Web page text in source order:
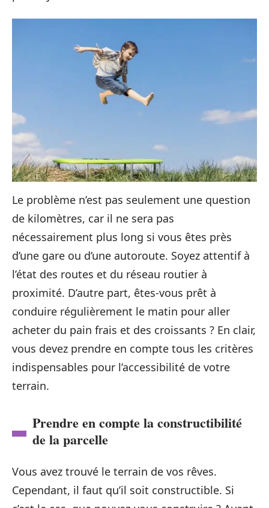
Le problème n’est pas seulement une question
de kilomètres, car il ne sera pas
nécessairement plus long si vous êtes près
d’une gare ou d’une autoroute. Soyez attentif à
l’état des routes et du réseau routier à
proximité. D’autre part, êtes-vous prêt à
conduire régulièrement le matin pour aller
acheter du pain frais et des croissants ? En clair,
vous devez prendre en compte tous les critères
indispensables pour l’accessibilité de votre
terrain.
Prendre en compte la constructibilité
de la parcelle
Vous avez trouvé le terrain de vos rêves.
Cependant, il faut qu’il soit constructible. Si